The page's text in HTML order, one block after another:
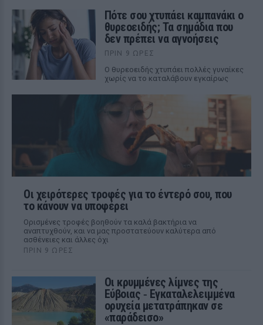
Πότε σου χτυπάει καμπανάκι ο
θυρεοειδής; Τα σημάδια που
δεν πρέπει να αγνοήσεις
ΠΡΙΝ 9 ΏΡΕΣ
Ο θυρεοειδής χτυπάει πολλές γυναίκες
χωρίς να το καταλάβουν εγκαίρως
Οι χειρότερες τροφές για το έντερό σου, που
το κάνουν να υποφέρει
Ορισμένες τροφές βοηθούν τα καλά βακτήρια να
αναπτυχθούν, και να μας προστατεύουν καλύτερα από
ασθένειες και άλλες όχι
ΠΡΙΝ 9 ΏΡΕΣ
Οι κρυμμένες λίμνες της
Εύβοιας ‑ Εγκαταλελειμμένα
ορυχεία μετατράπηκαν σε
«παράδεισο»